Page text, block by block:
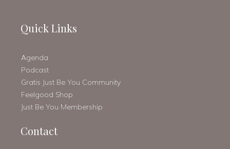
Quick Links
Agenda
Podcast
Gratis Just Be You Community
Feelgood Shop
Just Be You Membership
Contact